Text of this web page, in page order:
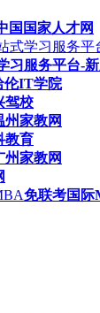
国国家人才网
习服务平台-
伦IT学院
驾校
州家教网
教育
州家教网
免联考国际